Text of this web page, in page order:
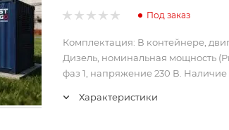
Под заказ
Комплектация: В контейнере,
Дизель, номинальная мощность
фаз 1, напряжение 230 В. Наличие
Характеристики